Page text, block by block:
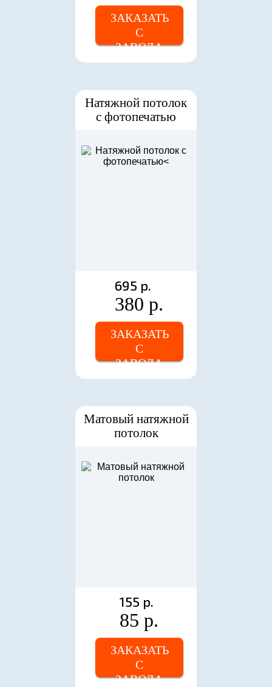
ЗАКАЗАТЬ
С
ЗАВОДА
Натяжной потолок
с фотопечатью
695 р.
380 р.
ЗАКАЗАТЬ
С
ЗАВОДА
Матовый натяжной
потолок
155 р.
85 р.
ЗАКАЗАТЬ
С
ЗАВОДА